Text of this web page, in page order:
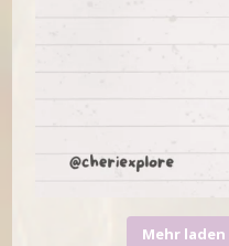
Mehr laden